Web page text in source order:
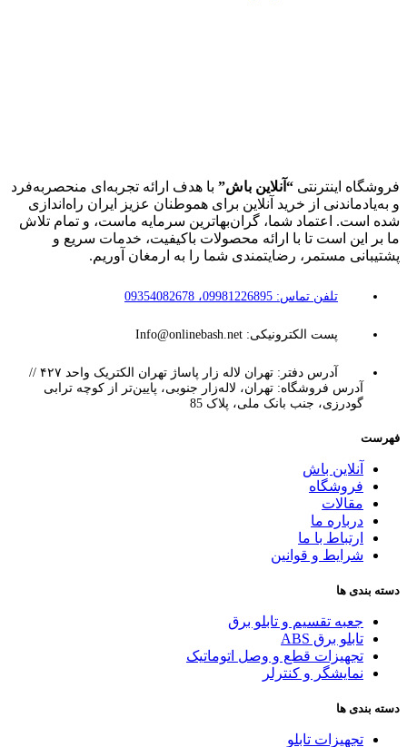
فروشگاه اینترنتی “آنلاین باش” با هدف ارائه تجربه‌ای منحصربه‌فرد
و به‌یادماندنی از خرید آنلاین برای هموطنان عزیز ایران راه‌اندازی
شده است. اعتماد شما، گران‌بهاترین سرمایه ماست، و تمام تلاش
ما بر این است تا با ارائه محصولات باکیفیت، خدمات سریع و
پشتیبانی مستمر، رضایتمندی شما را به ارمغان آوریم.
تلفن تماس: 09981226895، 09354082678
پست الکترونیکی: Info@onlinebash.net
آدرس دفتر: تهران لاله زار پاساژ تهران الکتریک واحد ۴۲۷ //
آدرس فروشگاه: تهران، لاله‌زار جنوبی، پایین‌تر از کوچه ترابی
گودرزی، جنب بانک ملی، پلاک 85
فهرست
آنلاین باش
فروشگاه
مقالات
درباره ما
ارتباط با ما
شرایط و قوانین
دسته بندی ها
جعبه تقسیم و تابلو برق
تابلو برق ABS
تجهیزات قطع و وصل اتوماتیک
نمایشگر و کنترلر
دسته بندی ها
تجهیزات تابلو